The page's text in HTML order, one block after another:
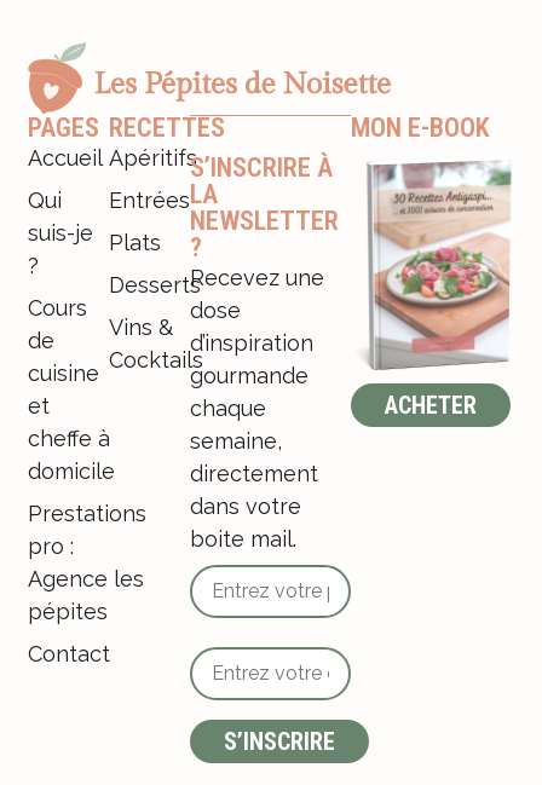
PAGES
Accueil
Qui
suis-je
?
Cours
de
cuisine
et
cheffe à
domicile
Prestations
pro :
Agence les
pépites
Contact
RECETTES
Apéritifs
Entrées
Plats
Desserts
Vins &
Cocktails
S’INSCRIRE À
LA
NEWSLETTER
?
Recevez une
dose
d’inspiration
gourmande
chaque
semaine,
directement
dans votre
boite mail.
MON E-BOOK
ACHETER